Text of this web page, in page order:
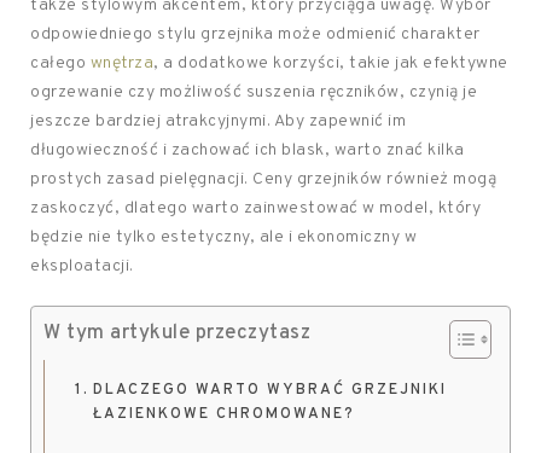
także stylowym akcentem, który przyciąga uwagę. Wybór
odpowiedniego stylu grzejnika może odmienić charakter
całego wnętrza, a dodatkowe korzyści, takie jak efektywne
ogrzewanie czy możliwość suszenia ręczników, czynią je
jeszcze bardziej atrakcyjnymi. Aby zapewnić im
długowieczność i zachować ich blask, warto znać kilka
prostych zasad pielęgnacji. Ceny grzejników również mogą
zaskoczyć, dlatego warto zainwestować w model, który
będzie nie tylko estetyczny, ale i ekonomiczny w
eksploatacji.
W tym artykule przeczytasz
DLACZEGO WARTO WYBRAĆ GRZEJNIKI
ŁAZIENKOWE CHROMOWANE?